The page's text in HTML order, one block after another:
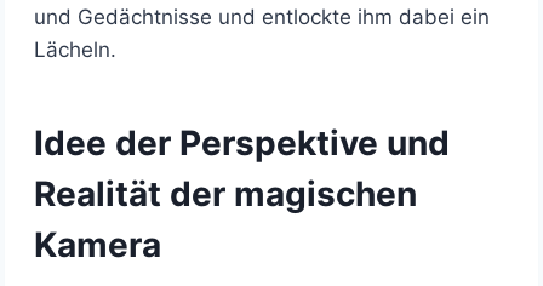
und Gedächtnisse und entlockte ihm dabei ein
Lächeln.
Idee der Perspektive und
Realität der magischen
Kamera